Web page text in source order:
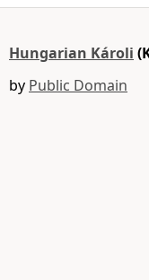
Hungarian Károli
by Public Domain